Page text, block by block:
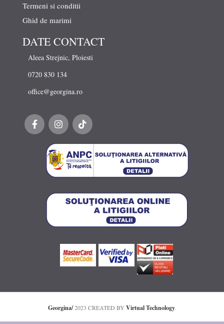
Termeni si conditii
Ghid de marimi
DATE CONTACT
Aleea Strejnic, Ploiesti
0720 830 134
office@georgina.ro
Georgina/ 2023 CREATED BY Virtual Technology.